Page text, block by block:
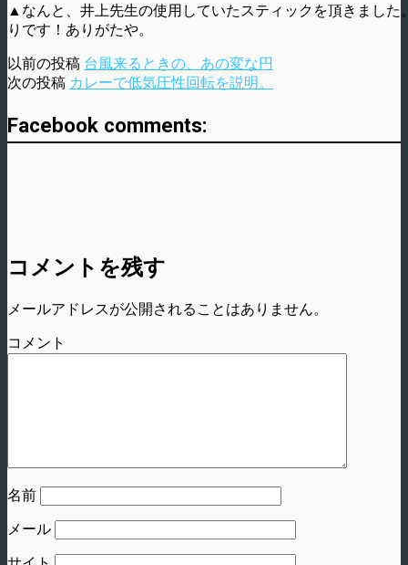
▲なんと、井上先生の使用していたスティックを頂きました
りです！ありがたや。
以前の投稿 台風来るときの、あの変な円
次の投稿 カレーで低気圧性回転を説明。
Facebook comments:
コメントを残す
メールアドレスが公開されることはありません。
コメント
名前
メール